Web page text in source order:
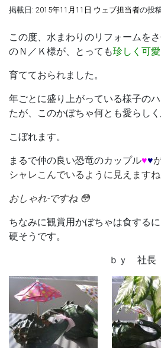
掲載日: 2015年11月11日 ウェブ担当者の投
この度、水まわりのリフォームを
のＮ／Ｋ様が、とっても珍しく可
育てておられました。
年ごとに盛り上がっている様子の
たが、このかぼちゃ何とも愛らし
こぼれます。
まるで仲の良い恐竜のカップル♥♥
シャレこんでいるように見えますね
おしゃれ-ですね 😳
ちなみに観賞用かぼちゃは食する
硬そうです。
ｂｙ 社長